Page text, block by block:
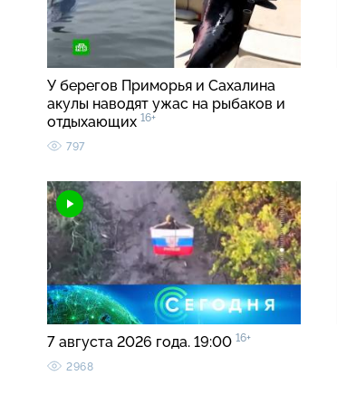
У берегов Приморья и Сахалина
акулы наводят ужас на рыбаков и
отдыхающих 16+
797
7 августа 2026 года. 19:00 16+
2968